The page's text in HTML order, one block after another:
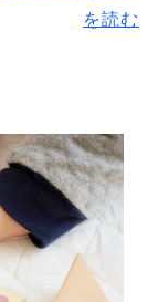
を読む